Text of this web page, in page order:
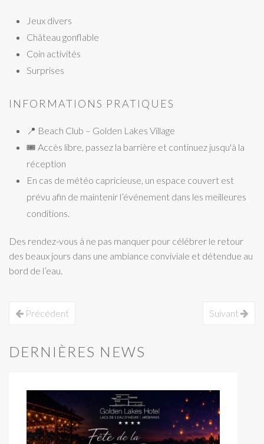
Jeux divers
Château gonflable
Coin activités
Surprises
INFORMATIONS PRATIQUES
📍 Beach Club – Golden Lakes Village
🎟 Accès libre, passez la barrière et continuez jusqu'à la
réception
En cas de météo capricieuse, un espace couvert est
prévu afin de maintenir l’événement dans les meilleures
conditions.
Des rendez-vous à ne pas manquer pour célébrer le retour
des beaux jours dans une ambiance conviviale et détendue au
bord de l’eau.
Précédent Suivant
DERNIÈRES NEWS